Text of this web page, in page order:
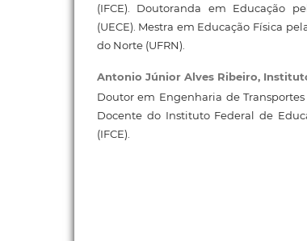
(IFCE). Doutoranda em Educação
(UECE). Mestra em Educação Física
do Norte (UFRN).
Antonio Júnior Alves Ribeiro,
Doutor em Engenharia de
Docente do Instituto Federal de
(IFCE).